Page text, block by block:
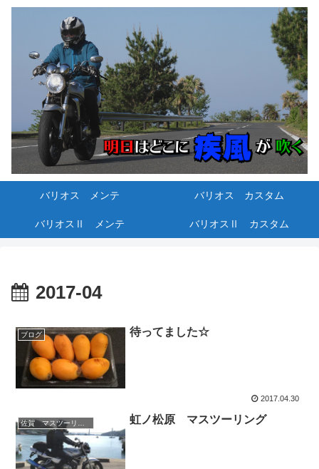
バリオス メンテ バリオス カスタム
バリオスⅡ メンテ バリオスⅡ カスタム
2017-04
ブログ 待ってました☆
2017.04.30
虹ノ松原 マスツーリング